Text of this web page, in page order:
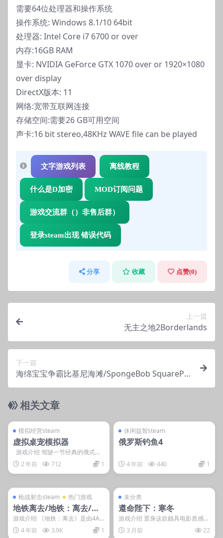
需要64位处理器和操作系统
操作系统: Windows 8.1/10 64bit
处理器: Intel Core i7 6700 or over
内存:16GB RAM
显卡: NVIDIA GeForce GTX 1070 over or 1920×1080
over display
DirectX版本: 11
网络:宽带互联网连接
存储空间:需要26 GB可用空间
声卡:16 bit stereo,48KHz WAVE file can be played
文字游戏列表 离线教程
什么是D加密 MOD订阅问题
游戏交流群（）非售后群）
登录steam出现 错误代码
分享 收藏 点赞(0)
上一篇
无主之地2Borderlands
下一篇
海绵宝宝争霸比基尼海滩/SpongeBob SquarePa
nts: Battle for Bikini Bottom海绵宝宝
相关文章
模拟经营steam
虚拟桌宠模拟器
游戏介绍 驾驶一节经典的俄式火
车头，摆脱阻挡你前行的各种野生
动物、...
2 年前 712 1
休闲益智steam
俄罗斯钓鱼4
4 年前 440 1
steam账号离线
枪战射击steam
热门游戏
地铁离去/地铁：离去/Me
tro Exodus
游戏介绍 《地铁：离去》是由4A
Games制作的第一人称射击游戏，
灵感取自小说...
4 年前 3.9K 1
未分类
遵命陛下：寒冬
游戏介绍 置身这款颇具电影质感的
王国管理角色扮演游戏，统治风雪
飘摇的王国，勉力满...
3 月前 22